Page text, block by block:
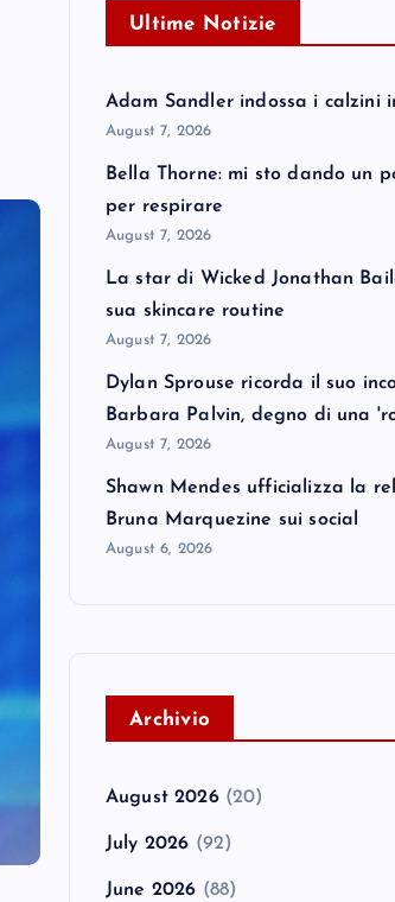
Ultime Notizie
Adam Sandler indossa i calzini
August 7, 2026
Bella Thorne: mi sto dando un
per respirare
August 7, 2026
La star di Wicked Jonathan
sua skincare routine
August 7, 2026
Dylan Sprouse ricorda il suo
Barbara Palvin, degno di una
August 7, 2026
Shawn Mendes ufficializza la
Bruna Marquezine sui social
August 6, 2026
Archivio
August 2026(20)
July 2026 (92)
June 2026 (88)